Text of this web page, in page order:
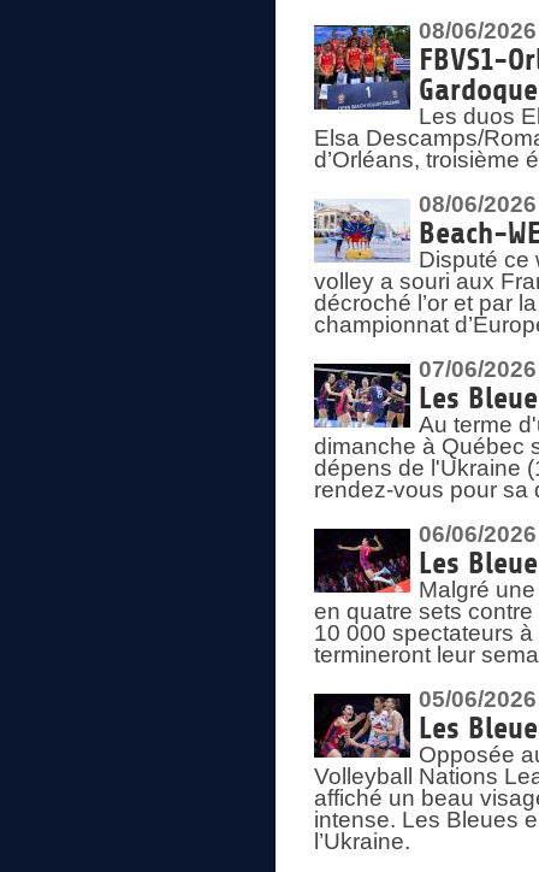
08/06/2026
FBVS1-
Les duos
Elsa Descamps/
d’Orléans, troisième
08/06/2026
Beach-
Disputé ce
volley a souri aux
décroché l’or et par
championnat
07/06/2026
Les
Au terme
dimanche à Québec
dépens de l'Ukraine
rendez-vous pour sa
06/06/2026
Les
Malgré
en quatre sets
10 000 spectateurs
termineront leur
05/06/2026
Les
Opposée
Volleyball Nations
affiché un beau
intense. Les Bleues
l’Ukraine.